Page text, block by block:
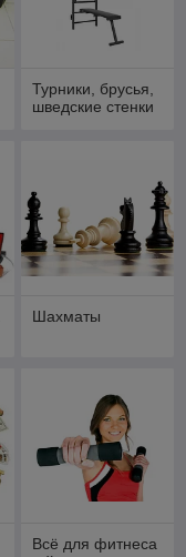
Турники, брусья,
шведские стенки
Шахматы
Всё для фитнеса